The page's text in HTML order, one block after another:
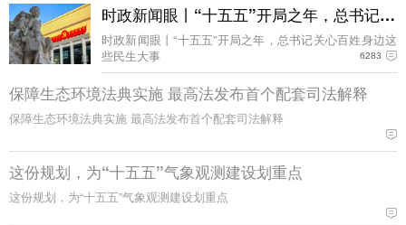
时政新闻眼丨“十五五”开局之年，总书记关
时政新闻眼丨“十五五”开局之年，总书记关心百姓身边这
些民生大事
6283
保障生态环境法典实施 最高法发布首个配套司法解释
保障生态环境法典实施 最高法发布首个配套司法解释
这份规划，为“十五五”气象观测建设划重点
这份规划，为“十五五”气象观测建设划重点